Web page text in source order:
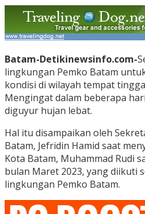
Batam-Detikinewsinfo.com-
lingkungan Pemko Batam
kondisi di wilayah tempat
Mengingat dalam beberapa
diguyur hujan lebat.
Hal itu disampaikan oleh
Batam, Jefridin Hamid saat
Kota Batam, Muhammad Rudi
bulan Maret 2023, yang diikuti
lingkungan Pemko Batam.